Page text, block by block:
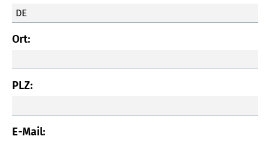
Ort:
PLZ:
E-Mail: